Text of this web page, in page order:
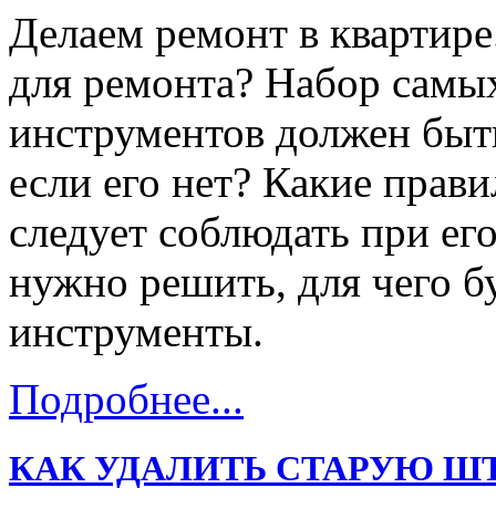
Делаем ремонт в
для ремонта? Набор
инструментов должен
если его нет? Какие
следует соблюдать при
нужно решить, для чего
инструменты.
Подробнее...
КАК УДАЛИТЬ СТАРУЮ